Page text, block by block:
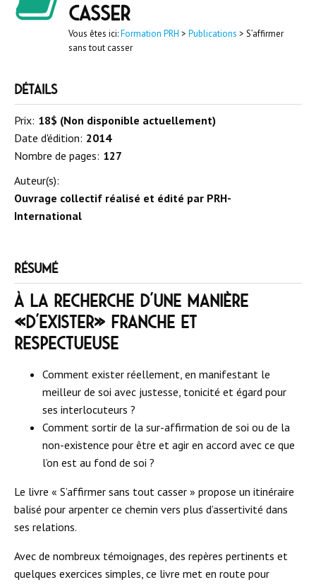
Résumé
À la recherche d’une manière
«d’exister» franche et
respectueuse
Comment exister réellement, en manifestant le
meilleur de soi avec justesse, tonicité et égard pour
ses interlocuteurs ?
Comment sortir de la sur-affirmation de soi ou de la
non-existence pour être et agir en accord avec ce que
l’on est au fond de soi ?
Le livre « S’affirmer sans tout casser » propose un itinéraire
balisé pour arpenter ce chemin vers plus d’assertivité dans
ses relations.
Avec de nombreux témoignages, des repères pertinents et
quelques exercices simples, ce livre met en route pour
casser
Vous êtes ici:Formation PRH > Publications > S’affirmer
sans tout casser
Détails
Prix: 18$ (Non disponible actuellement)
Date d'édition: 2014
Nombre de pages: 127
Auteur(s):
Ouvrage collectif réalisé et édité par PRH-
International